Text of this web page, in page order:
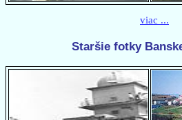
viac ...
Staršie fotky